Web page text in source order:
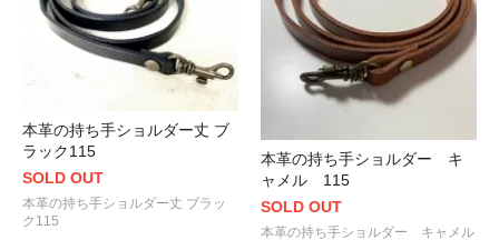
本革の持ち手ショルダー丈 ブ
ラック115
SOLD OUT
本革の持ち手ショルダー丈 ブラッ
ク115
本革の持ち手ショルダー キ
ャメル 115
SOLD OUT
本革の持ち手ショルダー キャメル